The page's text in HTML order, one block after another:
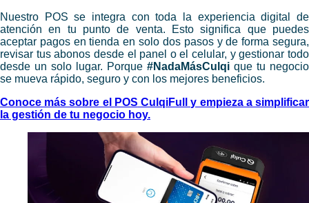
Nuestro POS se integra con toda la experiencia digital de
atención en tu punto de venta. Esto significa que puedes
aceptar pagos en tienda en solo dos pasos y de forma segura,
revisar tus abonos desde el panel o el celular, y gestionar todo
desde un solo lugar. Porque #NadaMásCulqi que tu negocio
se mueva rápido, seguro y con los mejores beneficios.
Conoce más sobre el
POS CulqiFull y empieza a simplificar
la gestión de tu negocio hoy.